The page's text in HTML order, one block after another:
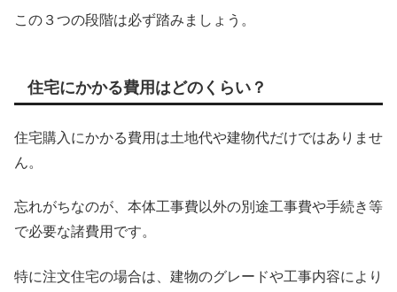
この３つの段階は必ず踏みましょう。
住宅にかかる費用はどのくらい？
住宅購入にかかる費用は土地代や建物代だけではありませ
ん。
忘れがちなのが、本体工事費以外の別途工事費や手続き等
で必要な諸費用です。
特に注文住宅の場合は、建物のグレードや工事内容により